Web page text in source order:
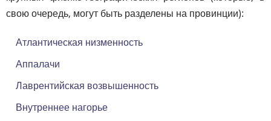
свою очередь, могут быть разделены на провинции):
Атлантическая низменность
Аппалачи
Лаврентийская возвышенность
Внутреннее нагорье